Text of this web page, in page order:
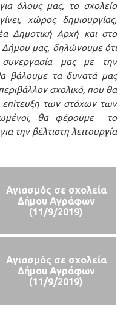
όλους μας, το σχολείο
χώρος δημιουργίας,
Δημοτική Αρχή και στο
μας, δηλώνουμε ότι
μας με την
βάλουμε τα δυνατά μας
σχολικό, που θα
επίτευξη των στόχων των
θα φέρουμε το
την βέλτιστη λειτουργία
Αγιασμός σε σχολεία
Δήμου Αγράφων
(11/9/2019)
Αγιασμός σε σχολεία
Δήμου Αγράφων
(11/9/2019)